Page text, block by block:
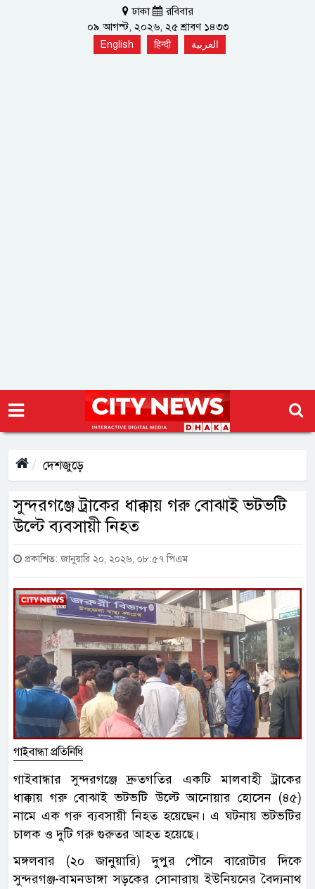
ঢাকা
রবিবার
০৯ আগস্ট, ২০২৬, ২৫ শ্রাবণ ১৪৩৩
English हिन्दी العربية
দেশজুড়ে
সুন্দরগঞ্জে ট্রাকের ধাক্কায় গরু বোঝাই ভটভটি
উল্টে ব্যবসায়ী নিহত
প্রকাশিত: জানুয়ারি ২০, ২০২৬, ০৮:৫৭ পিএম
গাইবান্ধা প্রতিনিধি
গাইবান্ধার সুন্দরগঞ্জে দ্রুতগতির একটি মালবাহী ট্রাকের
ধাক্কায় গরু বোঝাই ভটভটি উল্টে আনোয়ার হোসেন (৪৫)
নামে এক গরু ব্যবসায়ী নিহত হয়েছেন। এ ঘটনায় ভটভটির
চালক ও দুটি গরু গুরুতর আহত হয়েছে।
মঙ্গলবার (২০ জানুয়ারি) দুপুর পৌনে বারোটার দিকে
সুন্দরগঞ্জ-বামনডাঙ্গা সড়কের সোনারায় ইউনিয়নের বৈদ্যনাথ